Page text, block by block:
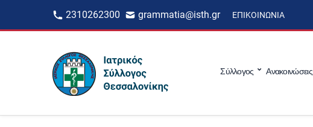
2310262300 grammatia@isth.gr ΕΠΙΚΟΙΝΩΝΊΑ
Σύλλογος Ανακοινώσεις